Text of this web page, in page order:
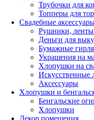
Трубочки для
Топперы для
Свадебные
Рушники, ленты
Деньги для
Бумажные
Украшения на
Хлопушки на
Искусственные
Аксессуары
Хлопушки и
Бенгальские
Хлопушки
Декор помещения